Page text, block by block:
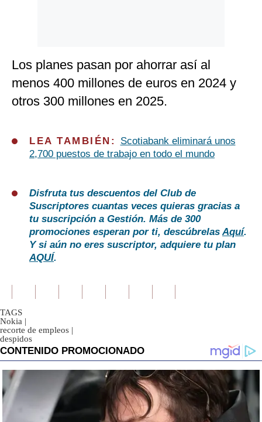
Los planes pasan por ahorrar así al
menos 400 millones de euros en 2024 y
otros 300 millones en 2025.
LEA TAMBIÉN: Scotiabank eliminará unos
2,700 puestos de trabajo en todo el mundo
Disfruta tus descuentos del Club de
Suscriptores cuantas veces quieras gracias a
tu suscripción a Gestión. Más de 300
promociones esperan por ti, descúbrelasAquí.
Y si aún no eres suscriptor, adquiere tu plan
AQUÍ.
TAGS
Nokia |
recorte de empleos |
despidos